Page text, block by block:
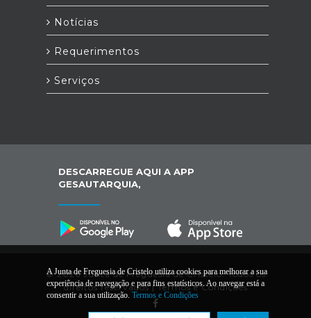
Notícias
Requerimentos
Serviços
DESCARREGUE AQUI A APP
GESAUTARQUIA,
© 2026 Junta de Freguesia de Cristelo. Todos os
direitos reservados |Termos e Condições
A Junta de Freguesia de Cristelo utiliza cookies para melhorar a sua
experiência de navegação e para fins estatísticos. Ao navegar está a
consentir a sua utilização. Termos e Condições